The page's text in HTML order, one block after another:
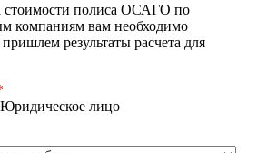
стоимости полиса ОСАГО по
компаниям вам необходимо
результаты расчета для
Юридическое лицо